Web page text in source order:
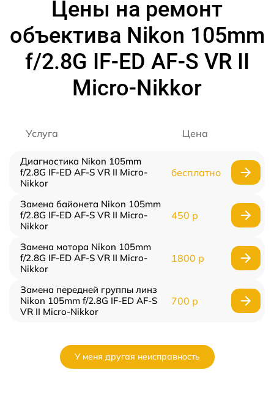
Цены на ремонт
объектива Nikon 105mm
f/2.8G IF-ED AF-S VR II
Micro-Nikkor
Услуга Цена
Диагностика Nikon 105mm
f/2.8G IF-ED AF-S VR II Micro-
Nikkor
бесплатно
Замена байонета Nikon 105mm
f/2.8G IF-ED AF-S VR II Micro-
Nikkor
450 р
Замена мотора Nikon 105mm
f/2.8G IF-ED AF-S VR II Micro-
Nikkor
1800 р
Замена передней группы линз
Nikon 105mm f/2.8G IF-ED AF-S
VR II Micro-Nikkor
700 р
У меня другая неисправность